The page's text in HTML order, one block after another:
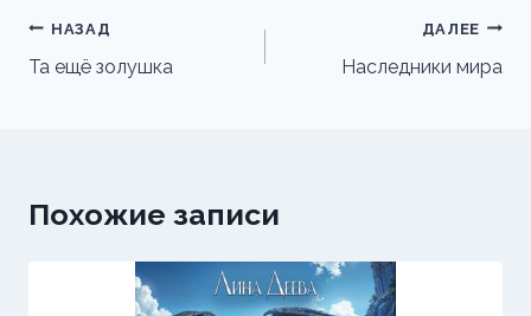
Навигация
по
НАЗАД
Та ещё золушка
ДАЛЕЕ
Наследники мира
Похожие записи